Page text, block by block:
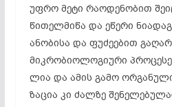
უფ­რო მე­ტი რა­ოდ­ენ­ობ­ით
წი­თელ­მი­წა და ეწ­ე­რი
ან­ობ­ი­სა და ფუ­ძე­ებ­ით
მიკ­რო­ბი­ოლ­ოგ­ი­უ­რი
ლია და ამის გამო
ზა­ცია კი ძალ­ზე